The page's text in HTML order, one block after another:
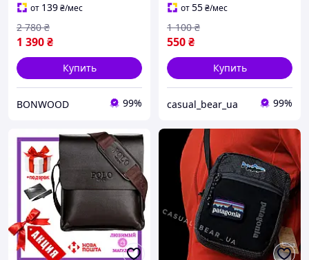
от 139₴/мес
1 390₴
2 780 ₴
Купить
BONWOOD 99%
от55₴/мес
550₴
1 100 ₴
Купить
casual_bear_ua 99%